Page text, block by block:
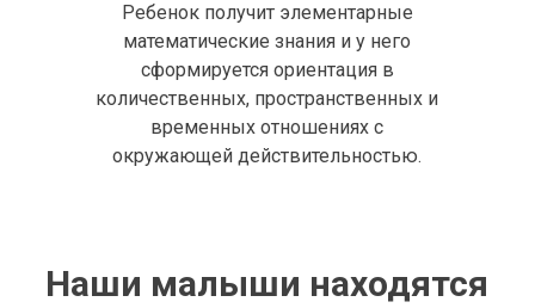
Ребенок получит элементарные
математические знания и у него
сформируется ориентация в
количественных, пространственных и
временных отношениях с
окружающей действительностью.
Наши малыши находятся